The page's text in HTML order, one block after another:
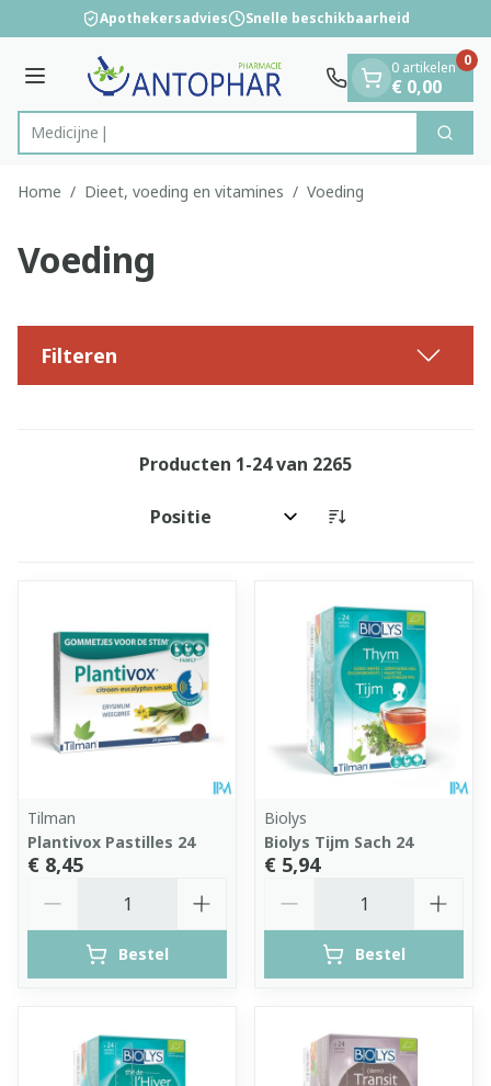
Ga naar de inhoud
1 van 1 Apothekersadvies Snelle beschikbaarheid
Menu
Product, merk, categorie... Zoek
0 artikelen
€ 0,00
0
Home / Dieet, voeding en vitamines / Voeding
Voeding
Filteren
Producten 1-24van 2265
Sorteer op:
Tilman
Plantivox Pastilles 24
€ 8,45
Bestel
Biolys
Biolys Tijm Sach 24
€ 5,94
Bestel